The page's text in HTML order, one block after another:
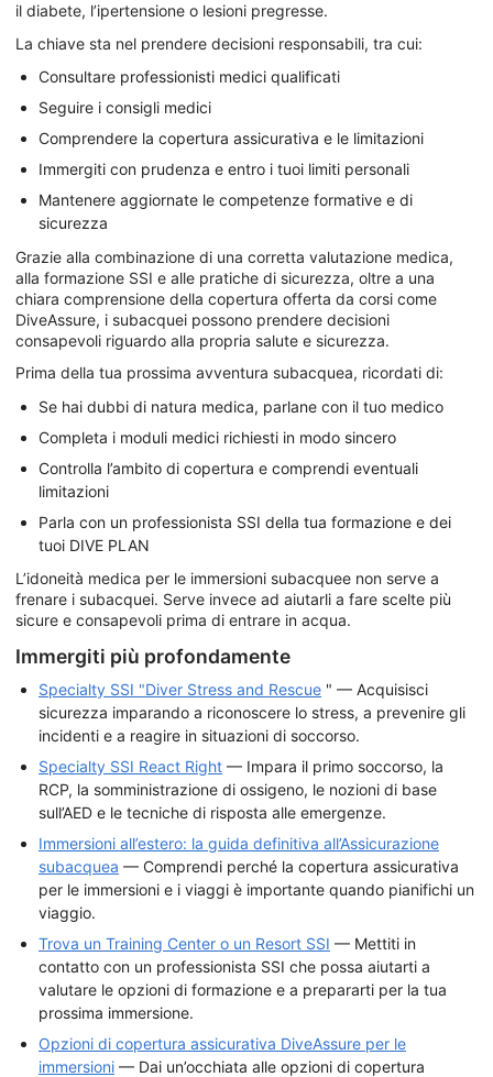
il diabete, l’ipertensione o lesioni pregresse.
La chiave sta nel prendere decisioni responsabili, tra cui:
Consultare professionisti medici qualificati
Seguire i consigli medici
Comprendere la copertura assicurativa e le limitazioni
Immergiti con prudenza e entro i tuoi limiti personali
Mantenere aggiornate le competenze formative e di
sicurezza
Grazie alla combinazione di una corretta valutazione medica,
alla formazione SSI e alle pratiche di sicurezza, oltre a una
chiara comprensione della copertura offerta da corsi come
DiveAssure, i subacquei possono prendere decisioni
consapevoli riguardo alla propria salute e sicurezza.
Prima della tua prossima avventura subacquea, ricordati di:
Se hai dubbi di natura medica, parlane con il tuo medico
Completa i moduli medici richiesti in modo sincero
Controlla l’ambito di copertura e comprendi eventuali
limitazioni
Parla con un professionista SSI della tua formazione e dei
tuoi DIVE PLAN
L’idoneità medica per le immersioni subacquee non serve a
frenare i subacquei. Serve invece ad aiutarli a fare scelte più
sicure e consapevoli prima di entrare in acqua.
Immergiti più profondamente
Specialty SSI "Diver Stress and Rescue " — Acquisisci
sicurezza imparando a riconoscere lo stress, a prevenire gli
incidenti e a reagire in situazioni di soccorso.
Specialty SSI React Right — Impara il primo soccorso, la
RCP, la somministrazione di ossigeno, le nozioni di base
sull’AED e le tecniche di risposta alle emergenze.
Immersioni all’estero: la guida definitiva all’Assicurazione
subacquea — Comprendi perché la copertura assicurativa
per le immersioni e i viaggi è importante quando pianifichi un
viaggio.
Trova un Training Center o un Resort SSI — Mettiti in
contatto con un professionista SSI che possa aiutarti a
valutare le opzioni di formazione e a prepararti per la tua
prossima immersione.
Opzioni di copertura assicurativa DiveAssure per le
immersioni — Dai un’occhiata alle opzioni di copertura